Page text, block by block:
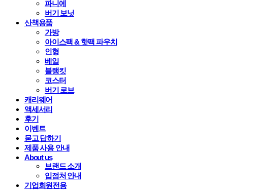
파니에
버기 보닛
산책용품
가방
아이스팩 & 핫팩 파우치
인형
베일
블랭킷
코스터
버기 로브
캐리웨어
액세서리
후기
이벤트
묻고 답하기
제품 사용 안내
About us
브랜드 소개
입점처 안내
기업회원전용